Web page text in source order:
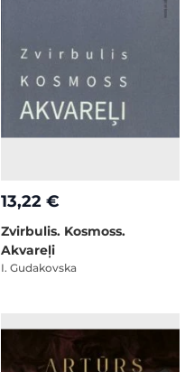
13,22 €
Zvirbulis. Kosmoss.
Akvareļi
I. Gudakovska